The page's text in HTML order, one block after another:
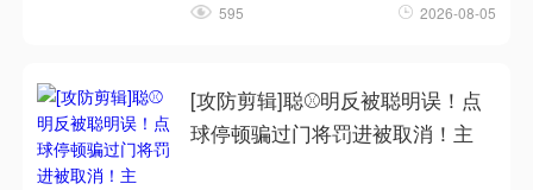
595 2026-08-05
[攻防剪辑]聪⚾明反被聪明误！点
球停顿骗过门将罚进被取消！主